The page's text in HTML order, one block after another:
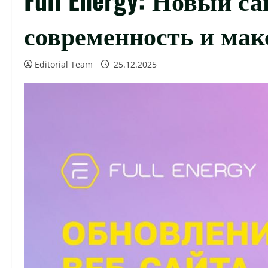
современность и
Editorial Team 25.12.2025